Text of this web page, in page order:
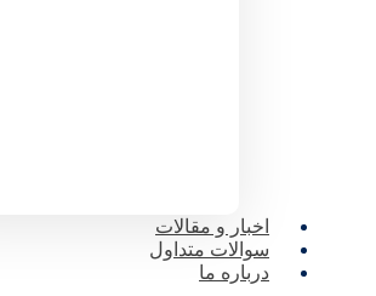
اخبار و مقالات
سوالات متداول
درباره ما